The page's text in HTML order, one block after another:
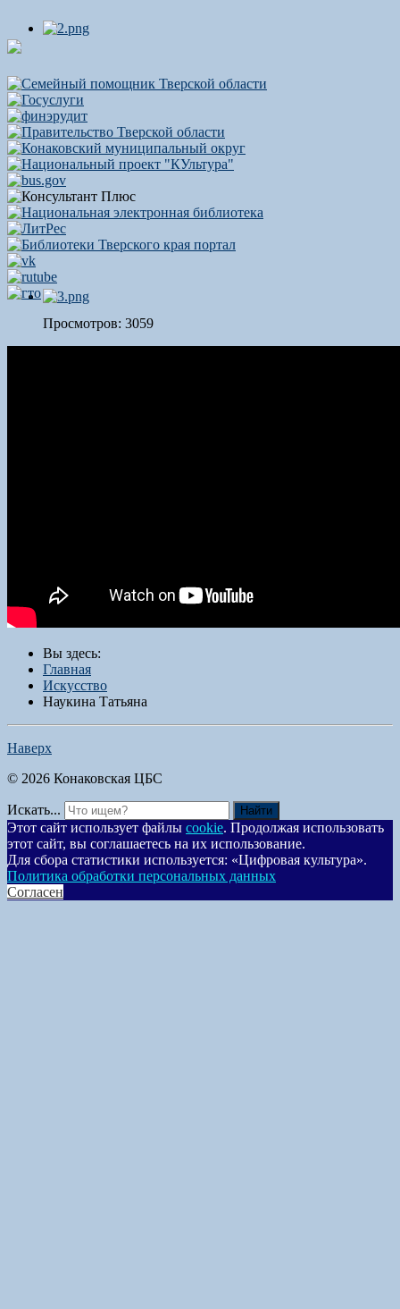
Просмотров: 3059
Вы здесь:
Главная
Искусство
Наукина Татьяна
Наверх
© 2026 Конаковская ЦБС
Искать... Найти
Этот сайт использует файлы cookie. Продолжая использовать
этот сайт, вы соглашаетесь на их использование.
Для сбора статистики используется: «Цифровая культура».
Политика обработки персональных данных
Согласен